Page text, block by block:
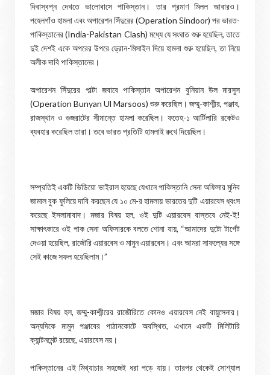
দিবাস্বপ্ন দেখতে ভালোবাসে পাকিস্তান। তার প্রমাণ মিলল আবারও।
পহেলগাঁও হামলা এবং অপারেশন সিঁদুরের (Operation Sindoor) পর ভারত-
পাকিস্তানের (India-Pakistan Clash) মধ্যে যে সংঘাত শুরু হয়েছিল, তাতে
দুই দেশই একে অপরের উপরে ড্রোন-মিসাইল দিয়ে হামলা শুরু হয়েছিল, তা নিয়ে
অলীক দাবি পাকিস্তানের।
অপারেশন সিঁদুরের পাল্টা জবাবে পাকিস্তান অপারেশন বুনিয়ান উল মারসুস
(Operation Bunyan Ul Marsoos) শুরু করেছিল। জম্মু-কাশ্মীর, পঞ্জাব,
রাজস্থান ও গুজরাটের সীমান্তে হামলা করেছিল। ফতেহ-১ আর্টিলারি রকেটও
ব্যবহার করেছিল তারা। তবে ভারত প্রতিটি হামলাই রুখে দিয়েছিল।
সম্প্রতিই একটি ভিডিয়ো ভাইরাল হয়েছে যেখানে পাকিস্তানি সেনা অফিসার মুনিব
জামাল বুক ফুলিয়ে দাবি করছেন যে ১০ মে-র হামলায় ভারতের দুটি এয়ারবেস ধ্বংস
করেছে ইসলামাবাদ। মজার বিষয় হল, ওই দুটি এয়ারবেস বাস্তবে নেই-ই!
সাক্ষাৎকারে ওই পাক সেনা অফিসারকে বলতে শোনা যায়, “আমাদের দুটো টার্গেট
দেওয়া হয়েছিল, রাজৌরি এয়ারবেস ও মামুন এয়ারবেস। এবং আমরা সাফল্যের সঙ্গে
সেই কাজে সফল হয়েছিলাম।”
মজার বিষয় হল, জম্মু-কাশ্মীরের রাজৌরিতে কোনও এয়ারবেস নেই বায়ুসেনার।
অন্যদিকে মামুন পঞ্জাবের পাঠানকোটে অবস্থিত, এখানে একটি মিলিটারি
ক্যান্টনমেন্ট রয়েছে, এয়ারবেস নয়।
পাকিস্তানের এই মিথ্যাচার সহজেই ধরা পড়ে যায়। তারপর থেকেই সোশ্যাল